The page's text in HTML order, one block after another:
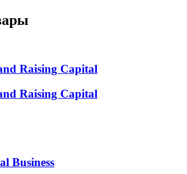
Raising Capital
Raising Capital
Business